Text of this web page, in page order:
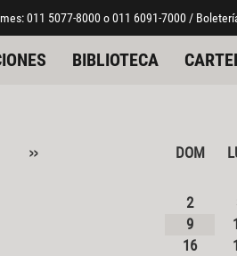
011 5077-8000 o 011 6091-7000 /
BIBLIOTECA
» DOM
2
9
16